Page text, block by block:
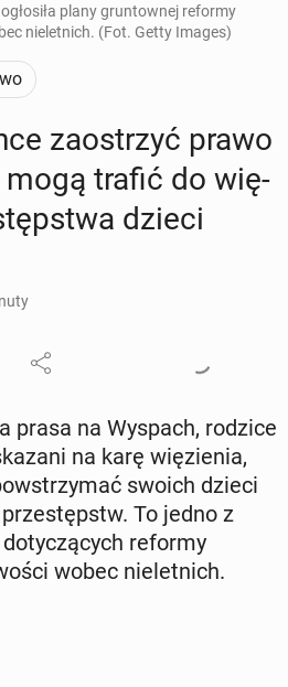
plany gruntownej reformy
nieletnich. (Fot. Getty Images)
za­ostrzyć prawo
mogą trafić do wię­
dzieci
prasa na Wyspach, rodzice
na karę wię­zie­nia,
swoich dzieci
To jedno z
reformy
wobec nie­let­nich.